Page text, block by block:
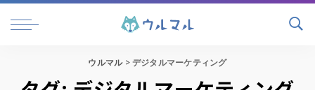
ウルマル>デジタルマーケティング